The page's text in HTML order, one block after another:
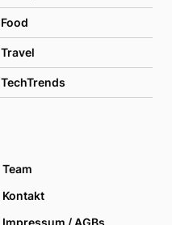
Food
Travel
TechTrends
Team
Kontakt
Impressum / AGBs